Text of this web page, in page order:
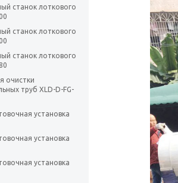
станок лоткового
станок лоткового
станок лоткового
очистки
труб XLD-D-FG-
установка
установка
установка